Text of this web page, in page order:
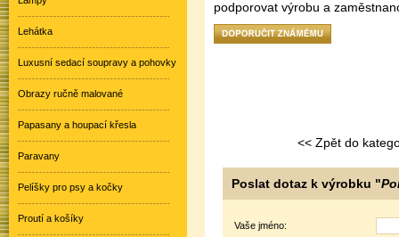
podporovat výrobu a
<< Zpět do
Poslat dotaz k výrobku "
Vaše jméno:
Lehátka
Luxusní sedací soupravy a pohovky
Obrazy ručně malované
Papasany a houpací křesla
Paravany
Pelíšky pro psy a kočky
Proutí a košíky